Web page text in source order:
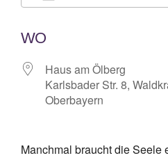
WO
Haus am Ölberg
Karlsbader Str. 8,
Oberbayern
Manchmal braucht die Seele